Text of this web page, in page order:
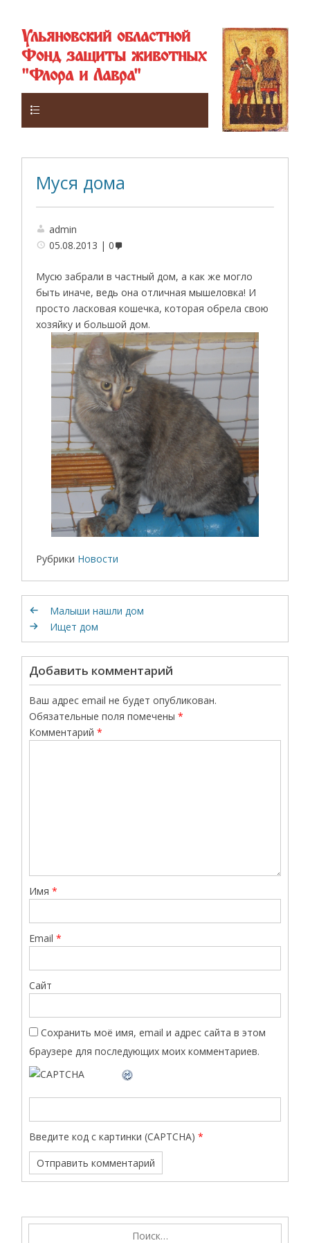
Ульяновский областной
Фонд защиты животных
"Флора и Лавра"
Муся дома
admin
05.08.2013
0
Мусю забрали в частный дом, а как же могло
быть иначе, ведь она отличная мышеловка! И
просто ласковая кошечка, которая обрела свою
хозяйку и большой дом.
Рубрики Новости
Малыши нашли дом
Ищет дом
Добавить комментарий
Ваш адрес email не будет опубликован.
Обязательные поля помечены*
Комментарий*
Имя*
Email*
Сайт
Сохранить моё имя, email и адрес сайта в этом
браузере для последующих моих комментариев.
Введите код с картинки (CAPTCHA) *